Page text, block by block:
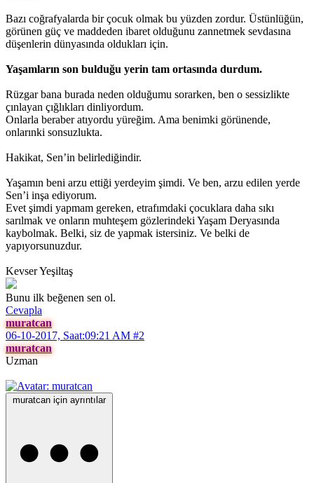
Bazı coğrafyalarda bir çocuk olmak bu yüzden zordur. Üstünlüğün,
görünen güç ve maddeden ibaret olduğunu zannetmek sevdasına
düşenlerin dünyasında oldukları için.
Yaşamların son bulduğu yerin tam ortasında durdum.
Rüzgar bana burada neden olduğumu sorarken, ben o sessizlikte
çınlayan çığlıkları dinliyordum.
Onlarla beraber atıyordu yüreğim. Ama benimki görünende,
onlarınki sonsuzlukta.
Hakikat, Sen’in belirlediğindir.
Yaşamın beni arzu ettiği yerdeyim şimdi. Ve ben, arzu edilen yerde
Sen’i inşa ediyorum.
Evet şimdi yapmam gereken, etrafımdaki çocuklara daha sıkı
sarılmak ve onların muhteşem gözlerindeki Yaşam Deryasında
kaybolmak. Belki, siz de yapmak istersiniz. Ve belki de
yapıyorsunuzdur.
Kevser Yeşiltaş
Bunu ilk beğenen sen ol.
Cevapla
muratcan
06-10-2017, Saat:09:21 AM #2
muratcan
Uzman
muratcan için ayrıntılar